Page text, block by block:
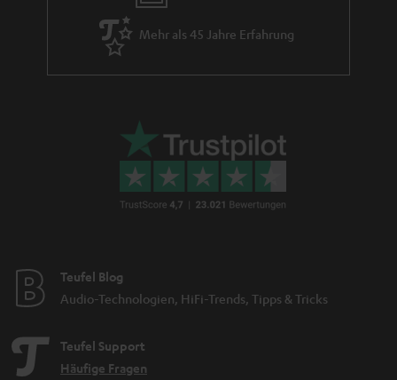
Mehr als 45 Jahre Erfahrung
Teufel Blog
Audio-Technologien, HiFi-Trends, Tipps & Tricks
Teufel Support
Häufige Fragen